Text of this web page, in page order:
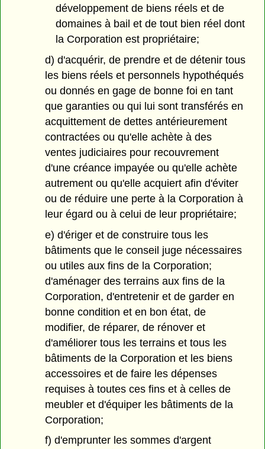
développement de biens réels et de
domaines à bail et de tout bien réel dont
la Corporation est propriétaire;
d) d'acquérir, de prendre et de détenir tous
les biens réels et personnels hypothéqués
ou donnés en gage de bonne foi en tant
que garanties ou qui lui sont transférés en
acquittement de dettes antérieurement
contractées ou qu'elle achète à des
ventes judiciaires pour recouvrement
d'une créance impayée ou qu'elle achète
autrement ou qu'elle acquiert afin d'éviter
ou de réduire une perte à la Corporation à
leur égard ou à celui de leur propriétaire;
e) d'ériger et de construire tous les
bâtiments que le conseil juge nécessaires
ou utiles aux fins de la Corporation;
d'aménager des terrains aux fins de la
Corporation, d'entretenir et de garder en
bonne condition et en bon état, de
modifier, de réparer, de rénover et
d'améliorer tous les terrains et tous les
bâtiments de la Corporation et les biens
accessoires et de faire les dépenses
requises à toutes ces fins et à celles de
meubler et d'équiper les bâtiments de la
Corporation;
f) d'emprunter les sommes d'argent